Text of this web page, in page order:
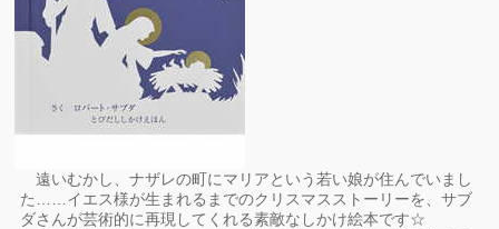
遠いむかし、ナザレの町にマリアという若い娘が住んでいまし
た……イエス様が生まれるまでのクリスマスストーリーを、サブ
ダさんが芸術的に再現してくれる素敵なしかけ絵本です☆